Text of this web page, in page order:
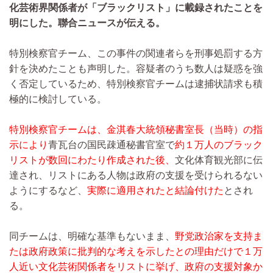
化芸術界関係者が「ブラックリスト」に載録されたことを
明にした。聯合ニュースが伝える。
特別検察官チーム、この事件の関連者らを刑事処罰する方
針を決めたことも声明した。容疑者のうち数人は疑惑を強
く否定しているため、特別検察官チームは逮捕状請求も積
極的に検討している。
特別検察官チームは、金淇春大統領秘書室長（当時）の指
示により 青瓦台の国民疎通秘書官室で約１万人のブラック
リストが数回にわたり作成された後、 文化体育観光部に伝
達され、リストにある人物は政府の支援を受けられるない
ようにするなど、 実際に適用されたと結論付けた とされ
る。
同チームは、明確な基準もないまま、 野党政治家を支持ま
たは政府政策に批判的な考えを示したとの理由だけで１万
人近い文化芸術関係者をリストに挙げ、政府の支援対象か